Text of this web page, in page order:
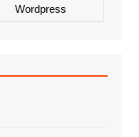
Wordpress